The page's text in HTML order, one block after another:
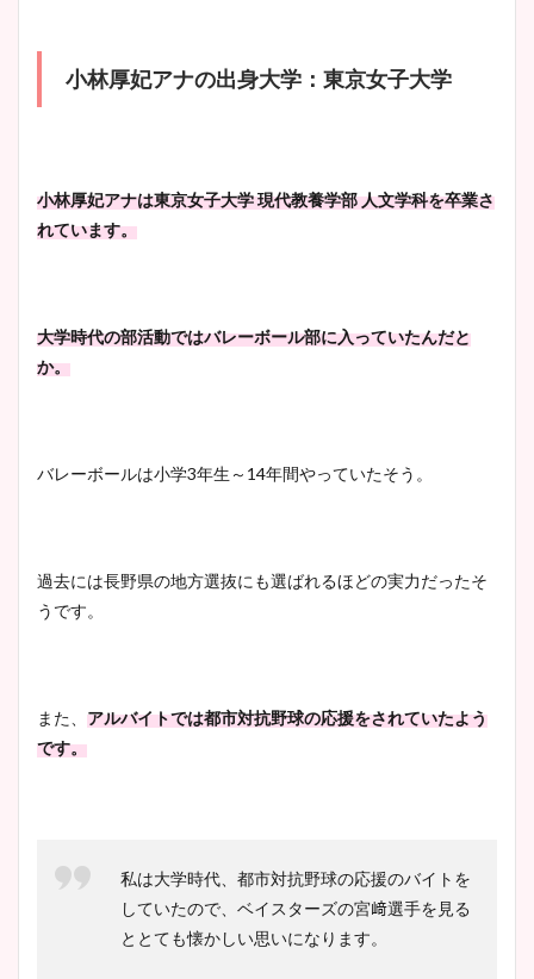
大家彩香アナのかわいいカッ
イエット方は？昔と現在を画
池谷実悠アナのメガネ画像が
小林厚妃アナの出身大学：東京女子大学
小林厚妃アナは東京女子大学 現代教養学部 人文学科を卒業さ
れています。
大学時代の部活動ではバレーボール部に入っていたんだと
か。
バレーボールは小学3年生～14年間やっていたそう。
過去には長野県の地方選抜にも選ばれるほどの実力だったそ
うです。
また、 アルバイトでは都市対抗野球の応援をされていたよう
です。
私は大学時代、都市対抗野球の応援のバイトを
していたので、ベイスターズの宮﨑選手を見る
ととても懐かしい思いになります。